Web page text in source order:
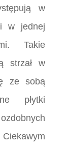
w
w jednej
Takie
strzał w
ze sobą
płytki